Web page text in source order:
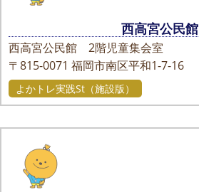
西高宮公民館
西高宮公民館 2階児童集会室
〒815-0071 福岡市南区平和1-7-16
よかトレ実践St（施設版）